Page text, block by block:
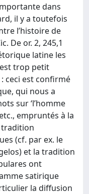
dans
il y a toutefois
l’histoire de
De or. 2, 245,1
latine les
trop petit
ceci est confirmé
qui nous a
sur ‘l’homme
empruntés à la
tradition
(cf. par ex. le
et la tradition
ont
satirique
la diffusion